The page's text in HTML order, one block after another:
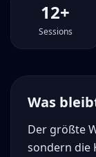
12+
Sessions
Was
Der größte
sondern die